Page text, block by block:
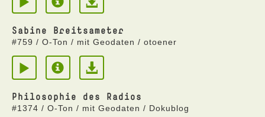
Sabine Breitsameter
#759 / O-Ton / mit Geodaten / otoener
Philosophie des Radios
#1374 / O-Ton / mit Geodaten / Dokublog